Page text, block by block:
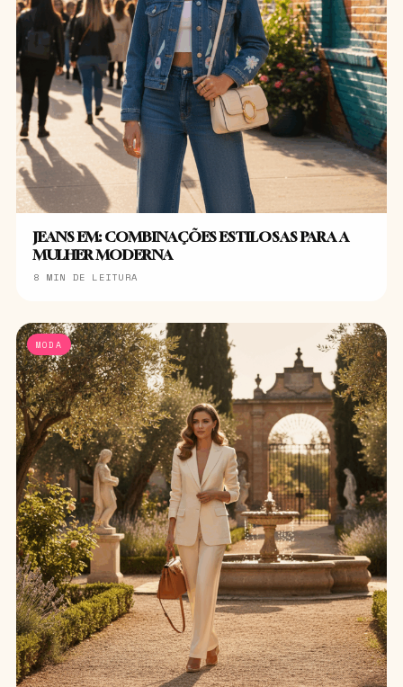
JEANS EM: COMBINAÇÕES ESTILOSAS PARA A
MULHER MODERNA
8 MIN DE LEITURA
MODA